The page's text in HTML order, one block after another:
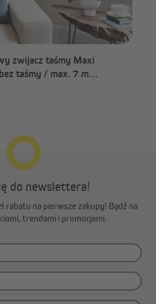
zwijacz taśmy Maxi
taśmy / max. 7 m
do newslettera!
rabatu na pierwsze zakupy! Bądź na
trendami i promocjami.